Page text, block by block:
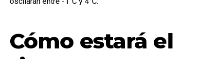
Cómo estará el